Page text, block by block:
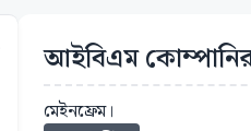
আইবিএম কোম্পানির
মেইনফ্রেম।